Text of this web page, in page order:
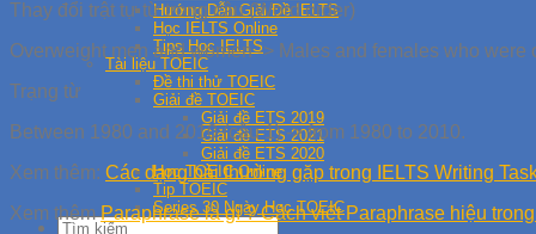
Hướng Dẫn Giải Đề IELTS
Học IELTS Online
Tips Học IELTS
Tài liệu TOEIC
Đề thi thử TOEIC
Giải đề TOEIC
Giải đề ETS 2019
Giải đề ETS 2021
Giải đề ETS 2020
Học TOEIC Online
Tip TOEIC
Series 30 Ngày Học TOEIC
Thay đổi trật tự từ trong câu (Word order)
Overweight men and women -> Males and females who were
Trạng từ
Between 1980 and 2010 (câu 1) -> from 1980 to 2010.
Xem thêm: Các dạng bài thường gặp trong IELTS Writing
Xem thêmParaphrase là gì ? Cách viết Paraphrase hiệu